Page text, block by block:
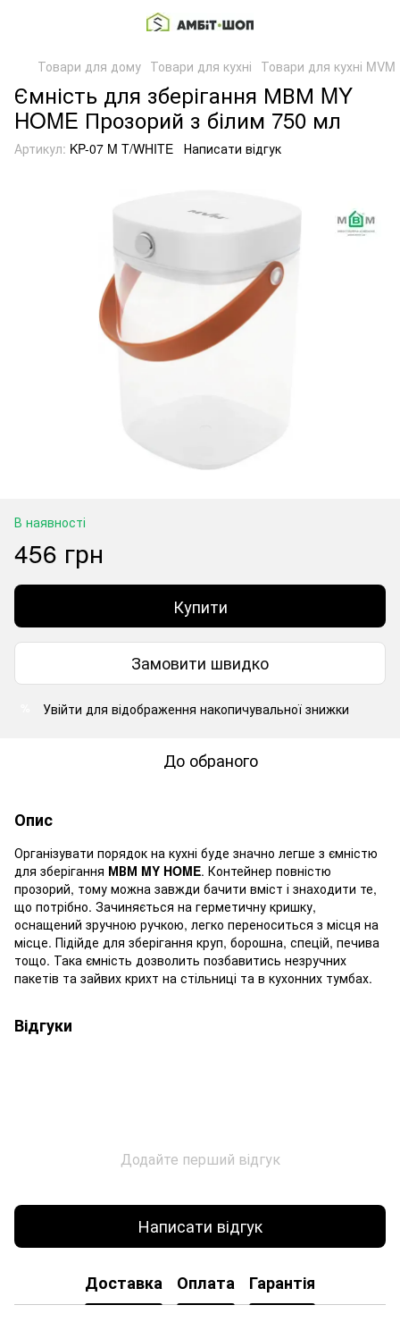
Товари для дому Товари для кухні Товари для кухні MVM
Ємність для зберігання МВМ MY
HOME Прозорий з білим 750 мл
Артикул: KP-07 M T/WHITE Написати відгук
В наявності
456 грн
Купити
Замовити швидко
Увійти для відображення накопичувальної знижки
До обраного
Опис
Організувати порядок на кухні буде значно легше з ємністю
для зберігання МВМ MY HOME. Контейнер повністю
прозорий, тому можна завжди бачити вміст і знаходити те,
що потрібно. Зачиняється на герметичну кришку,
оснащений зручною ручкою, легко переноситься з місця на
місце. Підійде для зберігання круп, борошна, спецій, печива
тощо. Така ємність дозволить позбавитись незручних
пакетів та зайвих крихт на стільниці та в кухонних тумбах.
Відгуки
Додайте перший відгук
Написати відгук
Доставка Оплата Гарантія